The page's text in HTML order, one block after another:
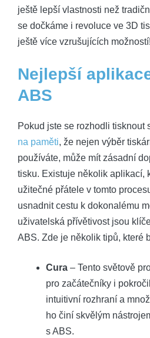
ještě lepší vlastnosti než
se dočkáme i revoluce ve 3D
ještě více vzrušujících možností!
Nejlepší
ABS
Pokud jste se rozhodli tisknout
na paměti, že nejen výběr
používáte, může mít zásadní
tisku. Existuje několik aplikací,
užitečné přátele v tomto
usnadnit cestu k dokonalému
uživatelská přívětivost jsou
ABS. Zde je několik tipů, které
Cura – Tento světově
pro začátečníky i
intuitivní rozhraní a
ho činí skvělým
s ABS.